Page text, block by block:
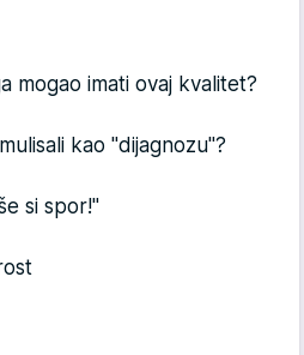
mogao imati ovaj kvalitet?
kao "dijagnozu"?
si spor!"